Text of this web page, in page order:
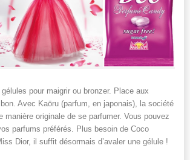
pour maigrir ou bronzer. Place aux
Avec Kaöru (parfum, en japonais), la société
manière originale de se parfumer. Vous pouvez
parfums préférés. Plus besoin de Coco
Dior, il suffit désormais d’avaler une gélule !